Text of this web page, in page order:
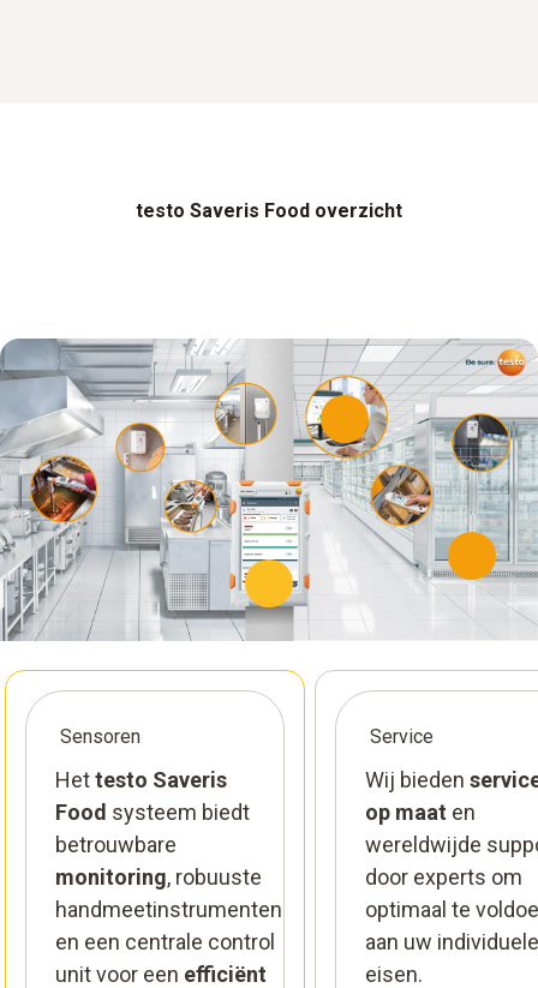
testo Saveris Food overzicht
Sensoren
Hettesto Saveris
Food systeem biedt
betrouwbare
monitoring, robuuste
handmeetinstrumenten
en een centrale control
unit voor een efficiënt
Service
Wij bieden
op maat en
wereldwijde
door experts om
optimaal te
aan uw individuele
eisen.